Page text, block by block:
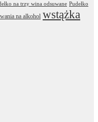
na trzy wina odsuwane Pudełko
na alkohol wstążka